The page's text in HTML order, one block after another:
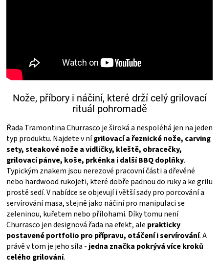
GRILOVÁNÍ
HAVAJSKÉ
KOŠILE
VÍNO
DÁRKOVÉ
POUKAZY
ZNAČKY
MĚNA
Nože, příbory i náčiní, které drží celý grilovací
rituál pohromadě
Řada Tramontina Churrasco je široká a nespoléhá jen na jeden
typ produktu. Najdete v nígrilovací a řeznické nože, carving
sety, steakové nože a vidličky, kleště, obracečky,
grilovací pánve, koše, prkénka i další BBQ doplňky.
Typickým znakem jsou nerezové pracovní části a dřevěné
nebo hardwood rukojeti, které dobře padnou do ruky a ke grilu
prostě sedí. V nabídce se objevují i větší sady pro porcování a
servírování masa, stejně jako náčiní pro manipulaci se
zeleninou, kuřetem nebo přílohami. Díky tomu není
Churrasco jen designová řada na efekt, ale prakticky
postavené portfolio pro přípravu, otáčení i servírování. A
právě v tom je jeho síla - jedna značka pokrývá více kroků
celého grilování.